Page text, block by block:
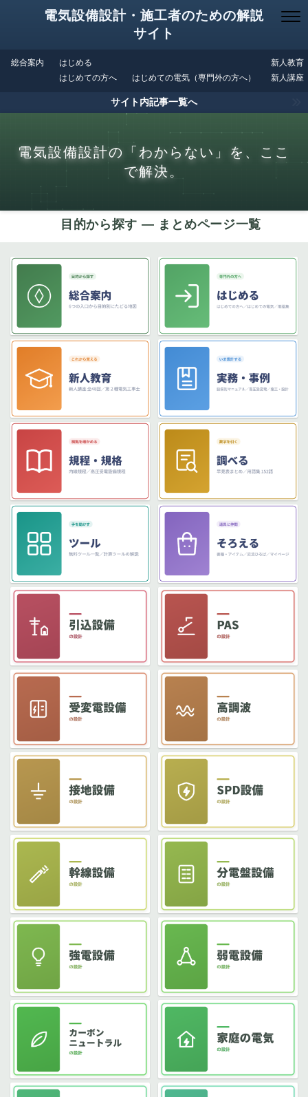
電気設備設計・施工者のための解説
サイト
総合案内
はじめる
はじめての方へ
はじめての電気（専門外の方へ）
新人教育
新人講座
サイト内記事一覧へ
電気設備設計の「わからない」を、ここ
で解決。